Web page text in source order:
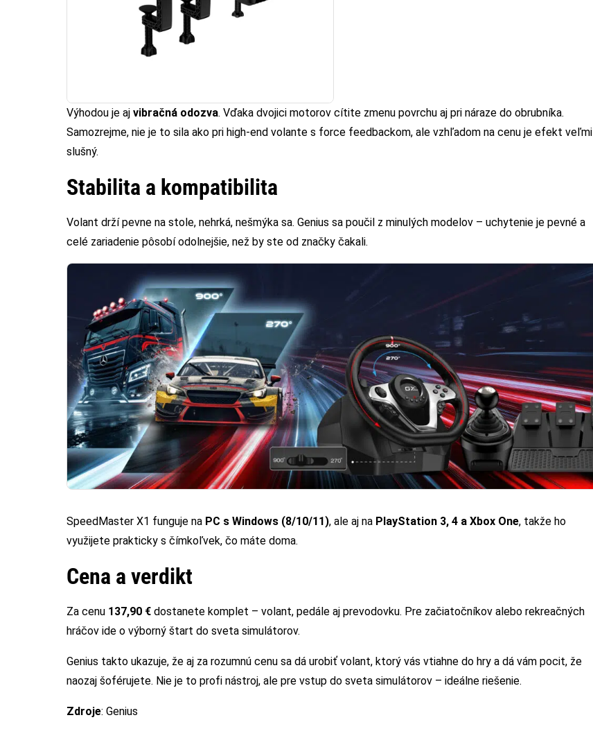
Výhodou je aj vibračná odozva. Vďaka dvojici motorov cítite zmenu povrchu aj pri náraze do obrubníka.
Samozrejme, nie je to sila ako pri high-end volante s force feedbackom, ale vzhľadom na cenu je efekt veľmi
slušný.
Stabilita a kompatibilita
Volant drží pevne na stole, nehrká, nešmýka sa. Genius sa poučil z minulých modelov – uchytenie je pevné a
celé zariadenie pôsobí odolnejšie, než by ste od značky čakali.
SpeedMaster X1 funguje na PC s Windows (8/10/11), ale aj na PlayStation 3, 4 a Xbox One, takže ho
využijete prakticky s čímkoľvek, čo máte doma.
Cena a verdikt
Za cenu 137,90 € dostanete komplet – volant, pedále aj prevodovku. Pre začiatočníkov alebo rekreačných
hráčov ide o výborný štart do sveta simulátorov.
Genius takto ukazuje, že aj za rozumnú cenu sa dá urobiť volant, ktorý vás vtiahne do hry a dá vám pocit, že
naozaj šoférujete. Nie je to profi nástroj, ale pre vstup do sveta simulátorov – ideálne riešenie.
Zdroje: Genius